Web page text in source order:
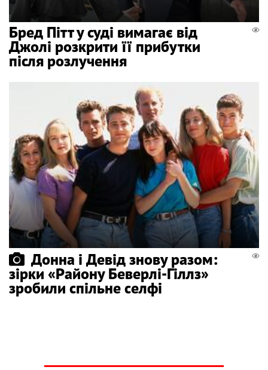
Бред Пітт у суді вимагає від
Джолі розкрити її прибутки
після розлучення
Донна і Девід знову разом:
зірки «Району Беверлі-Гіллз»
зробили спільне селфі